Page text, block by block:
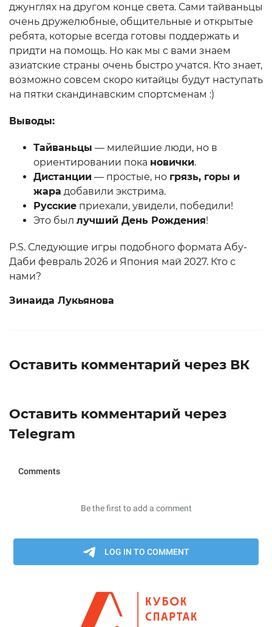
джунглях на другом конце света. Сами тайваньцы
очень дружелюбные, общительные и открытые
ребята, которые всегда готовы поддержать и
придти на помощь. Но как мы с вами знаем
азиатские страны очень быстро учатся. Кто знает,
возможно совсем скоро китайцы будут наступать
на пятки скандинавским спортсменам :)
Выводы:
Тайваньцы — милейшие люди, но в
ориентировании пока новички.
Дистанции — простые, но грязь, горы и
жара добавили экстрима.
Русские приехали, увидели, победили!
Это был лучший День Рождения!
P.S. Следующие игры подобного формата Абу-
Даби февраль 2026 и Япония май 2027. Кто с
нами?
Зинаида Лукьянова
Оставить комментарий через ВК
Оставить комментарий через
Telegram